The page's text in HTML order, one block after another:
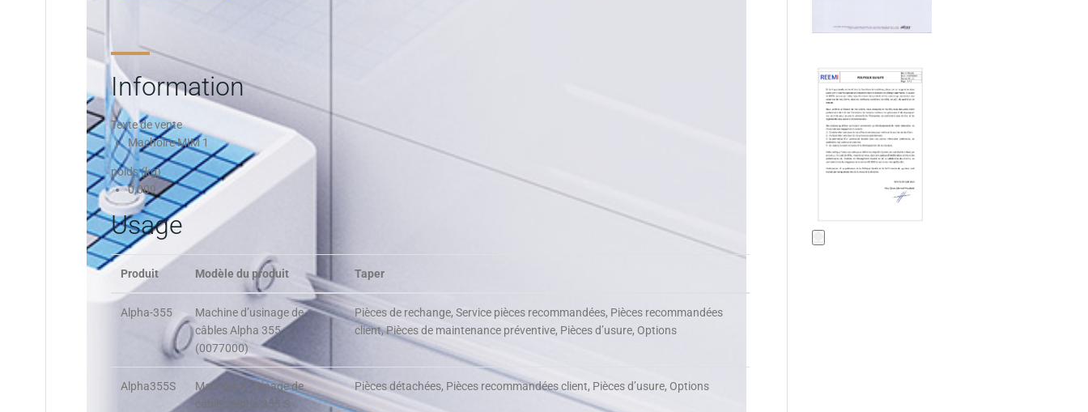
Information
Texte de vente
Machoire MIM 1
poids (kg)
0,009
Usage
Produit Modèle du produit Taper
Alpha-355
Machine d’usinage de
câbles Alpha 355
(0077000)
Pièces de rechange, Service pièces recommandées, Pièces recommandées
client, Pièces de maintenance préventive, Pièces d’usure, Options
Alpha355S
Machine d’usinage de
câbles Alpha 355 S
Pièces détachées, Pièces recommandées client, Pièces d’usure, Options